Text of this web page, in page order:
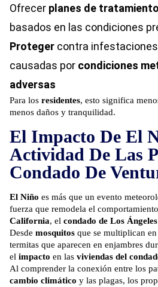
Ofrecer planes de
basados en las condiciones
Proteger contra
causadas por condiciones
adversas
Para los residentes, esto significa
menos daños y tranquilidad.
El Impacto De El
Actividad De Las
Condado De
El Niño es más que un evento
fuerza que remodela el
California, el condado de Los Ángeles
Desde mosquitos que se multiplican en
termitas que aparecen en enjambres
el impacto en las viviendas del
Al comprender la conexión entre los
cambio climático y las plagas, los